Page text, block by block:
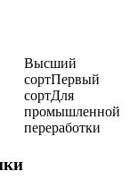
Высший
сортПервый
сортДля
промышленной
переработки